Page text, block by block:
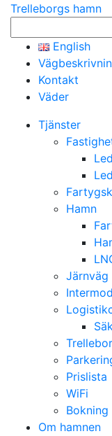
Trelleborgs hamn
efter:
English
Kontakt
Väder
Tjänster
Hamn
Järnväg
Prislista
WiFi
Om hamnen